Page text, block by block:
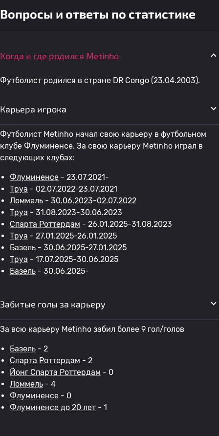
Вопросы и ответы по статистике
Когда и где родился Metinho
Футболист родился в стране DR Congo (23.04.2003).
Карьера игрока
Футболист Metinho начал свою карьеру в футбольном
клубе Флуминенсе. За свою карьеру Metinho играл в
следующих клубах:
Флуминенсе - 23.07.2021-
Труа - 02.07.2022-23.07.2021
Ломмель - 30.06.2023-02.07.2022
Труа - 31.08.2023-30.06.2023
Спарта Роттердам - 26.01.2025-31.08.2023
Труа - 27.01.2025-26.01.2025
Базель - 30.06.2025-27.01.2025
Труа - 17.07.2025-30.06.2025
Базель - 30.06.2025-
Забитые голы за карьеру
За всю карьеру Metinho забил более 9 гол/голов
Базель - 2
Спарта Роттердам - 2
Йонг Спарта Роттердам - 0
Ломмель - 4
Флуминенсе - 0
Флуминенсе до 20 лет - 1